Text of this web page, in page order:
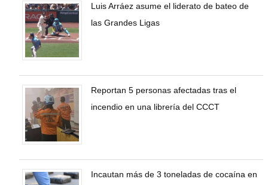
Luis Arráez asume el liderato de bateo de
las Grandes Ligas
Reportan 5 personas afectadas tras el
incendio en una librería del CCCT
Incautan más de 3 toneladas de cocaína en